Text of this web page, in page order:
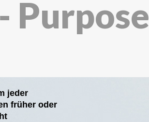
Purpose
jeder
früher oder